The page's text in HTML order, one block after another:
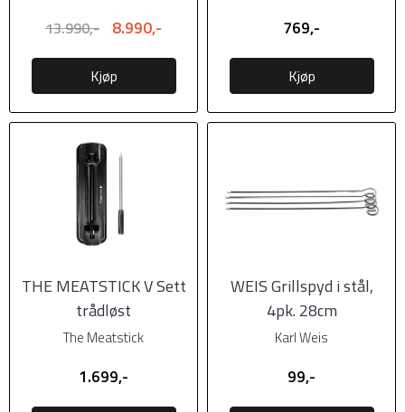
13.990,- 8.990,-
Kjøp
769,-
Kjøp
THE MEATSTICK V Sett
trådløst
steketermometer
The Meatstick
1.699,-
WEIS Grillspyd i stål,
4pk. 28cm
Karl Weis
99,-